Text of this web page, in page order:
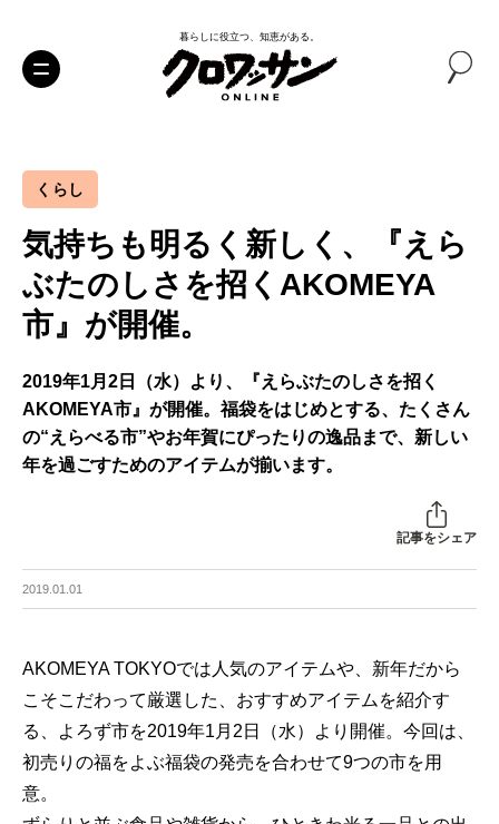
暮らしに役立つ、知恵がある。
くらし
気持ちも明るく新しく、『えら
ぶたのしさを招くAKOMEYA
市』が開催。
2019年1月2日（水）より、『えらぶたのしさを招く
AKOMEYA市』が開催。福袋をはじめとする、たくさん
の“えらべる市”やお年賀にぴったりの逸品まで、新しい
年を過ごすためのアイテムが揃います。
記事をシェア
2019.01.01
AKOMEYA TOKYOでは人気のアイテムや、新年だから
こそこだわって厳選した、おすすめアイテムを紹介す
る、よろず市を2019年1月2日（水）より開催。今回は、
初売りの福をよぶ福袋の発売を合わせて9つの市を用
意。